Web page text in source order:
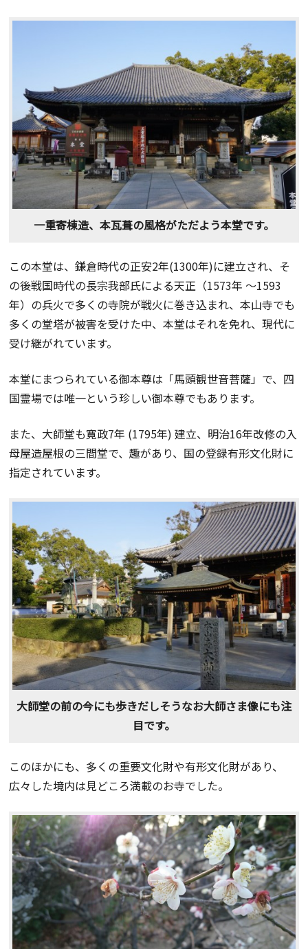
一重寄棟造、本瓦葺の風格がただよう本堂です。
この本堂は、鎌倉時代の正安2年(1300年)に建立され、そ
の後戦国時代の長宗我部氏による天正（1573年 ～1593
年）の兵火で多くの寺院が戦火に巻き込まれ、本山寺でも
多くの堂塔が被害を受けた中、本堂はそれを免れ、現代に
受け継がれています。
本堂にまつられている御本尊は「馬頭観世音菩薩」で、四
国霊場では唯一という珍しい御本尊でもあります。
また、大師堂も寛政7年 (1795年) 建立、明治16年改修の入
母屋造屋根の三間堂で、趣があり、国の登録有形文化財に
指定されています。
大師堂の前の今にも歩きだしそうなお大師さま像にも注
目です。
このほかにも、多くの重要文化財や有形文化財があり、
広々した境内は見どころ満載のお寺でした。